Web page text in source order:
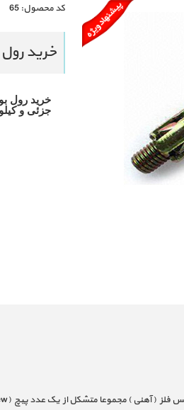
كد محصول:65
خرید رول بولت
خرید رول
جزئی و